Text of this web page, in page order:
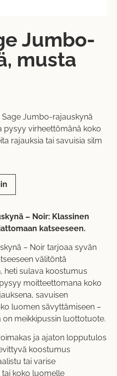
Jumbo-
musta
Sage Jumbo-rajauskynä
pysyy virheettömänä koko
rajauksia tai savuisia silm
– Noir: Klassinen
katseeseen.
– Noir tarjoaa syvän
välitöntä
heti sulava koostumus
moitteettomana koko
savuisen
luomen sävyttämiseen –
meikkipussin luottotuote.
ja ajaton lopputulos
koostumus
tai varise
koko luomelle